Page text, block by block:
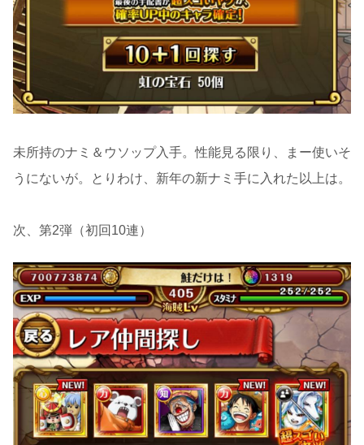
未所持のナミ＆ウソップ入手。性能見る限り、まー使いそ
うにないが。とりわけ、新年の新ナミ手に入れた以上は。
次、第2弾（初回10連）